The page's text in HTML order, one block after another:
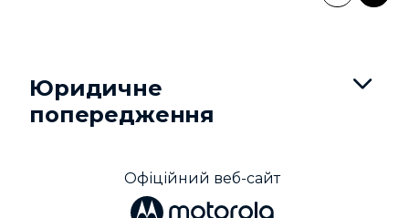
Юридичне
попередження
Офіційний веб-сайт